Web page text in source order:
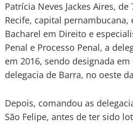
Patrícia Neves Jackes Aires,
Recife, capital
Bacharel em Direito e
Penal e Processo Penal, a
em 2016, sendo designada
delegacia de Barra, no oeste
Depois, comandou as
São Felipe, antes de ter sido